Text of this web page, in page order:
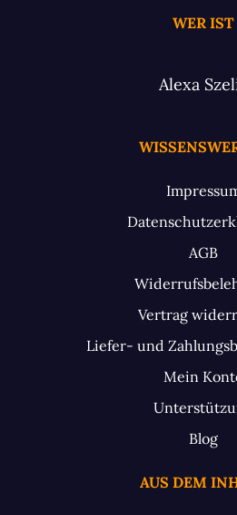
WER IST
Alexa
AGB
Vertrag
Liefer- und
Mein
Blog
AUS DEM